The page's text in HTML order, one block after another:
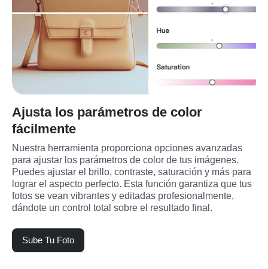
Ajusta los parámetros de color
fácilmente
Nuestra herramienta proporciona opciones avanzadas
para ajustar los parámetros de color de tus imágenes.
Puedes ajustar el brillo, contraste, saturación y más para
lograr el aspecto perfecto. Esta función garantiza que tus
fotos se vean vibrantes y editadas profesionalmente,
dándote un control total sobre el resultado final.
Sube Tu Foto